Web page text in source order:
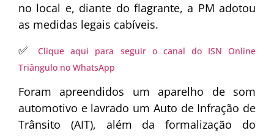
no local e, diante do flagrante, a PM adotou
as medidas legais cabíveis.
✅Clique aqui para seguir o canal do ISN Online
Triângulo no WhatsApp
Foram apreendidos um aparelho de som
automotivo e lavrado um Auto de Infração de
Trânsito (AIT), além da formalização do